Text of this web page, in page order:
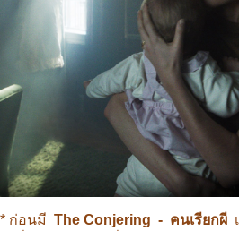
* ก่อนมี The Conjering - คนเรียกผี